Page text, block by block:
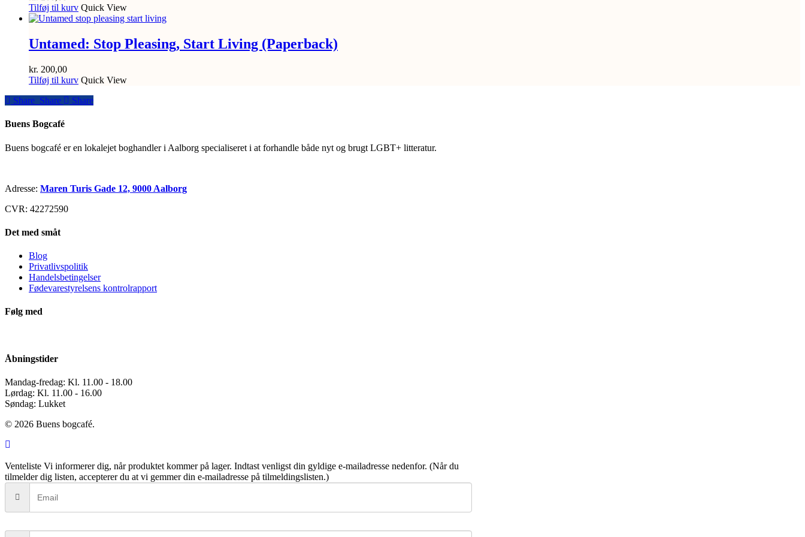
Tilføj til kurv Quick View
Untamed: Stop Pleasing, Start Living (Paperback)
kr. 200,00
Tilføj til kurv Quick View
Share
Share Share Share
Buens Bogcafé
Buens bogcafé er en lokalejet boghandler i Aalborg specialiseret i at forhandle både nyt og brugt LGBT+ litteratur.
Adresse: Maren Turis Gade 12, 9000 Aalborg
CVR: 42272590
Det med småt
Blog
Privatlivspolitik
Handelsbetingelser
Fødevarestyrelsens kontrolrapport
Følg med
Åbningstider
Mandag-fredag: Kl. 11.00 - 18.00
Lørdag: Kl. 11.00 - 16.00
Søndag: Lukket
© 2026 Buens bogcafé.
Venteliste Vi informerer dig, når produktet kommer på lager. Indtast venligst din gyldige e-mailadresse nedenfor. (Når du
tilmelder dig listen, accepterer du at vi gemmer din e-mailadresse på tilmeldingslisten.)